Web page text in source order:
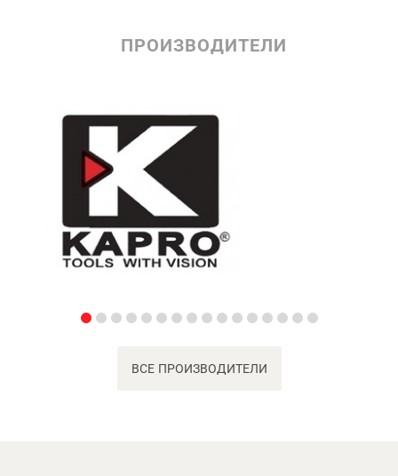
ПРОИЗВОДИТЕЛИ
ВСЕ ПРОИЗВОДИТЕЛИ